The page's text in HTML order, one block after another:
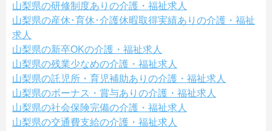
山梨県の研修制度ありの介護・福祉求人
山梨県の産休･育休･介護休暇取得実績ありの介護・福祉
求人
山梨県の新卒OKの介護・福祉求人
山梨県の残業少なめの介護・福祉求人
山梨県の託児所・育児補助ありの介護・福祉求人
山梨県のボーナス・賞与ありの介護・福祉求人
山梨県の社会保険完備の介護・福祉求人
山梨県の交通費支給の介護・福祉求人